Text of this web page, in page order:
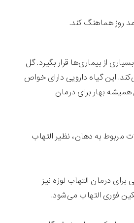
روز هماهنگ کند.
از بیماری‌ها قرار بگیرد. گل
این گیاه دارویی دارای خواص
بهار برای درمان
مربوط به دهان، نظیر التهاب
درمان التهاب لوزه نیز
فوری التهاب می‌شود.